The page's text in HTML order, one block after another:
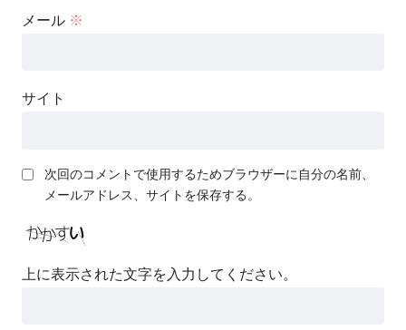
メール ※
サイト
次回のコメントで使用するためブラウザーに自分の名前、
メールアドレス、サイトを保存する。
上に表示された文字を入力してください。